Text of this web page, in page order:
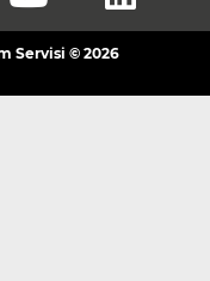
Servisi © 2026